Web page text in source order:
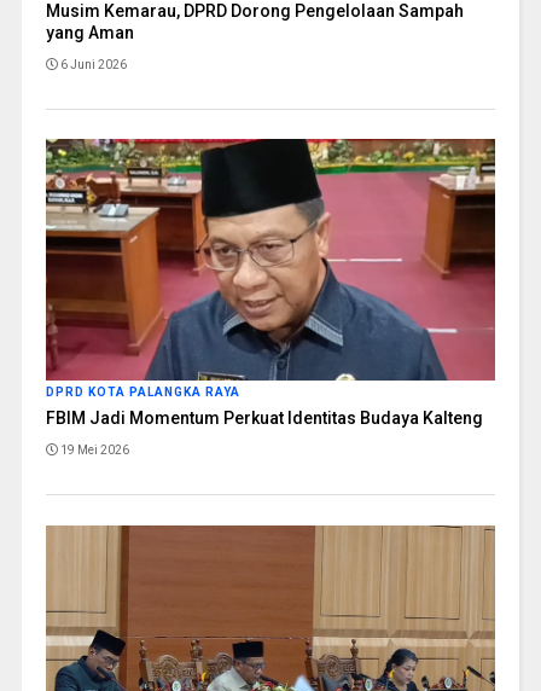
Musim Kemarau, DPRD Dorong Pengelolaan Sampah
yang Aman
6 Juni 2026
DPRD KOTA PALANGKA RAYA
FBIM Jadi Momentum Perkuat Identitas Budaya Kalteng
19 Mei 2026